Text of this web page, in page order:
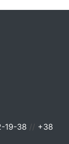
19-38 // +38